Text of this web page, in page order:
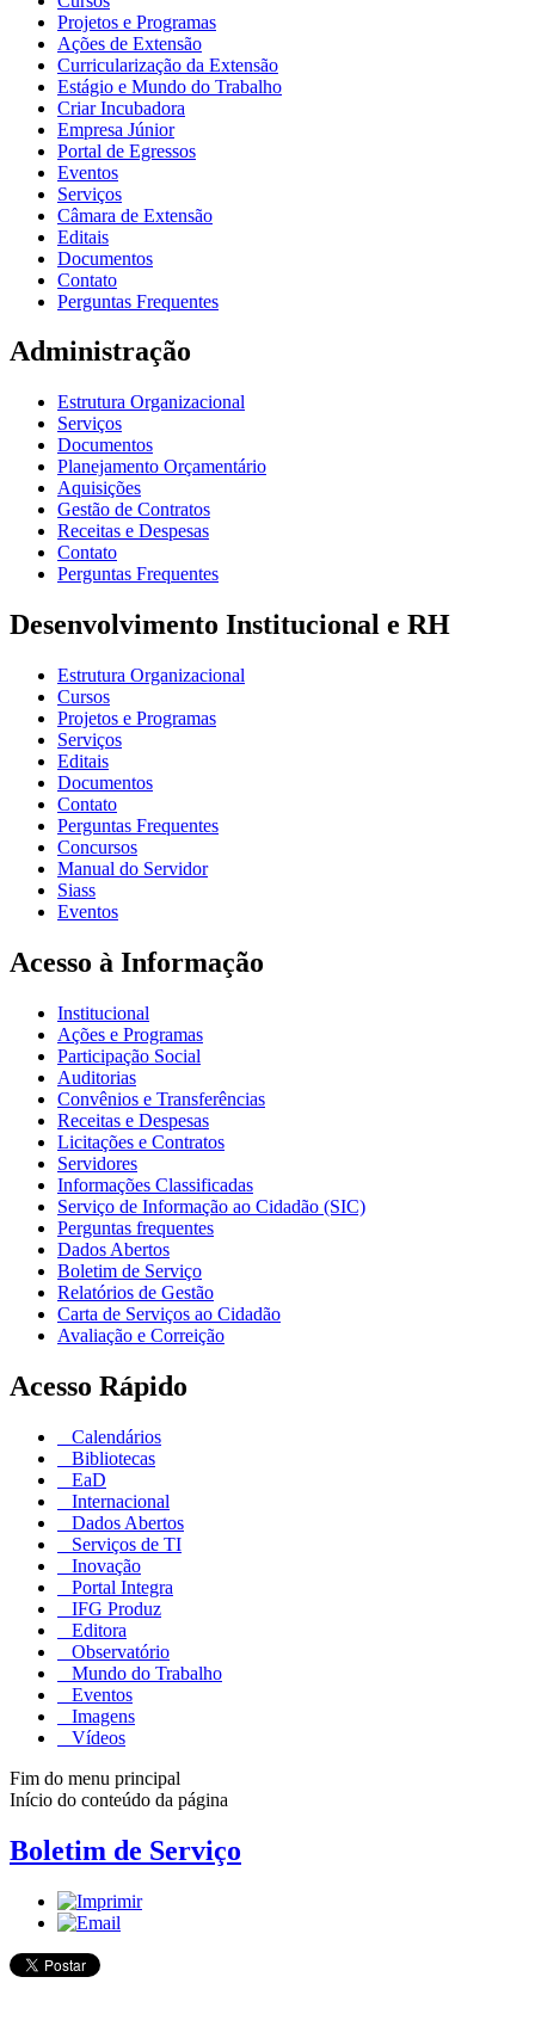
Projetos e Programas
Ações de Extensão
Curricularização da Extensão
Estágio e Mundo do Trabalho
Criar Incubadora
Empresa Júnior
Portal de Egressos
Eventos
Serviços
Câmara de Extensão
Editais
Documentos
Contato
Perguntas Frequentes
Administração
Estrutura Organizacional
Serviços
Documentos
Planejamento Orçamentário
Aquisições
Gestão de Contratos
Receitas e Despesas
Contato
Perguntas Frequentes
Desenvolvimento Institucional e RH
Estrutura Organizacional
Cursos
Projetos e Programas
Serviços
Editais
Documentos
Contato
Perguntas Frequentes
Concursos
Manual do Servidor
Siass
Eventos
Acesso à Informação
Institucional
Ações e Programas
Participação Social
Auditorias
Convênios e Transferências
Receitas e Despesas
Licitações e Contratos
Servidores
Informações Classificadas
Serviço de Informação ao Cidadão (SIC)
Perguntas frequentes
Dados Abertos
Boletim de Serviço
Relatórios de Gestão
Carta de Serviços ao Cidadão
Avaliação e Correição
Acesso Rápido
Calendários
Bibliotecas
EaD
Internacional
Dados Abertos
Serviços de TI
Inovação
Portal Integra
IFG Produz
Editora
Observatório
Mundo do Trabalho
Eventos
Imagens
Vídeos
Fim do menu principal
Início do conteúdo da página
Boletim de Serviço